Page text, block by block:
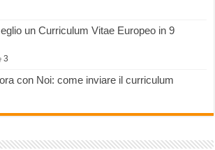
un Curriculum Vitae Europeo in 9
3
con Noi: come inviare il curriculum